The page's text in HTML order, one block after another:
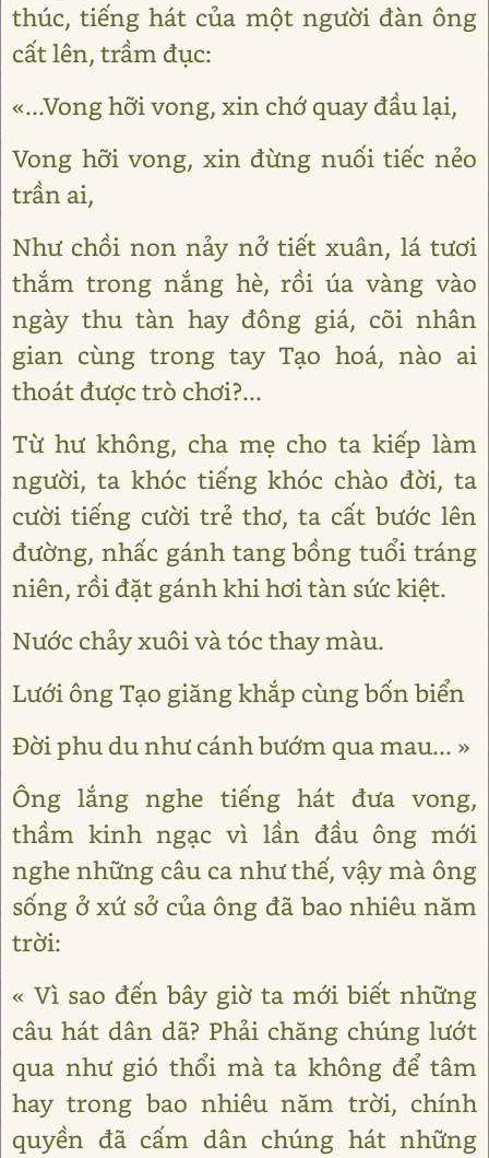
thúc, tiếng hát của một người đàn ông
cất lên, trầm đục:
«...Vong hỡi vong, xin chớ quay đầu lại,
Vong hỡi vong, xin đừng nuối tiếc nẻo
trần ai,
Như chồi non nảy nở tiết xuân, lá tươi
thắm trong nắng hè, rồi úa vàng vào
ngày thu tàn hay đông giá, cõi nhân
gian cùng trong tay Tạo hoá, nào ai
thoát được trò chơi?...
Từ hư không, cha mẹ cho ta kiếp làm
người, ta khóc tiếng khóc chào đời, ta
cười tiếng cười trẻ thơ, ta cất bước lên
đường, nhấc gánh tang bồng tuổi tráng
niên, rồi đặt gánh khi hơi tàn sức kiệt.
Nước chảy xuôi và tóc thay màu.
Lưới ông Tạo giăng khắp cùng bốn biển
Đời phu du như cánh bướm qua mau... »
Ông lắng nghe tiếng hát đưa vong,
thầm kinh ngạc vì lần đầu ông mới
nghe những câu ca như thế, vậy mà ông
sống ở xứ sở của ông đã bao nhiêu năm
trời:
« Vì sao đến bây giờ ta mới biết những
câu hát dân dã? Phải chăng chúng lướt
qua như gió thổi mà ta không để tâm
hay trong bao nhiêu năm trời, chính
quyền đã cấm dân chúng hát những